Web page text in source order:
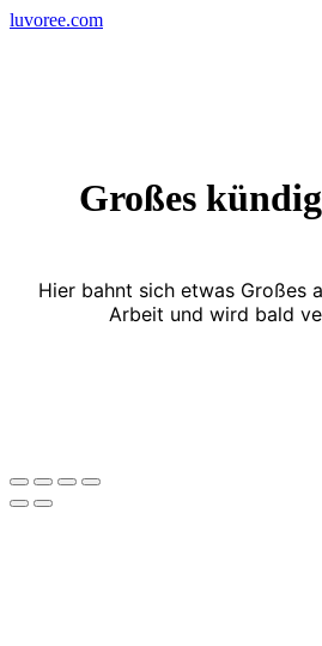
Skip
luvoree.com
Großes
Hier bahnt sich etwas Großes
Arbeit und wird bald